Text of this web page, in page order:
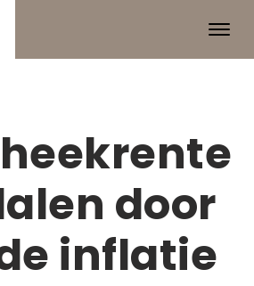
door
inflatie